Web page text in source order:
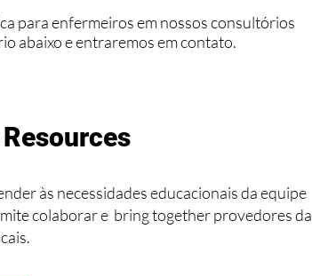
para enfermeiros em nossos consultórios
abaixo e entraremos em contato.
às necessidades educacionais da equipe
colaborar e bring together provedores da